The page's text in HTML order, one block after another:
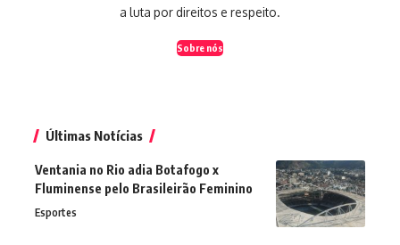
a luta por direitos e respeito.
Sobre nós
Últimas Notícias
Ventania no Rio adia Botafogo x
Fluminense pelo Brasileirão Feminino
Esportes